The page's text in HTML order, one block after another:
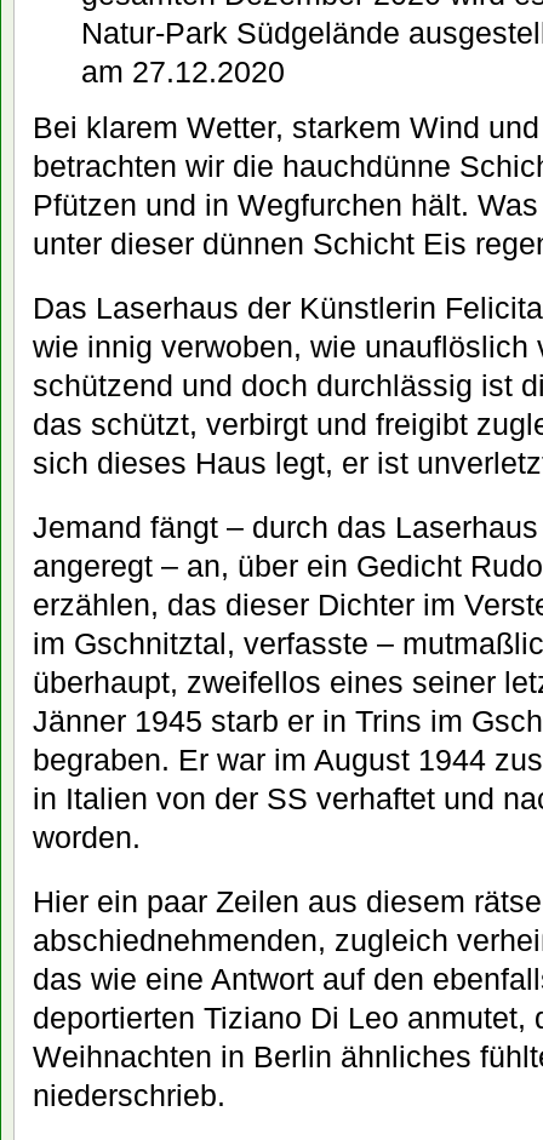
Natur-Park Südgelände
am 27.12.2020
Bei klarem Wetter, starkem Wind
betrachten wir die hauchdünne
Pfützen und in Wegfurchen hält.
unter dieser dünnen Schicht Eis
Das Laserhaus der Künstlerin
wie innig verwoben, wie unauflöslich
schützend und doch durchlässig ist
das schützt, verbirgt und freigibt
sich dieses Haus legt, er ist
Jemand fängt – durch das
angeregt – an, über ein Gedicht
erzählen, das dieser Dichter im
im Gschnitztal, verfasste –
überhaupt, zweifellos eines seiner
Jänner 1945 starb er in Trins im
begraben. Er war im August 1944
in Italien von der SS verhaftet und
worden.
Hier ein paar Zeilen aus diesem
abschiednehmenden, zugleich
das wie eine Antwort auf den
deportierten Tiziano Di Leo anmutet,
Weihnachten in Berlin ähnliches
niederschrieb.